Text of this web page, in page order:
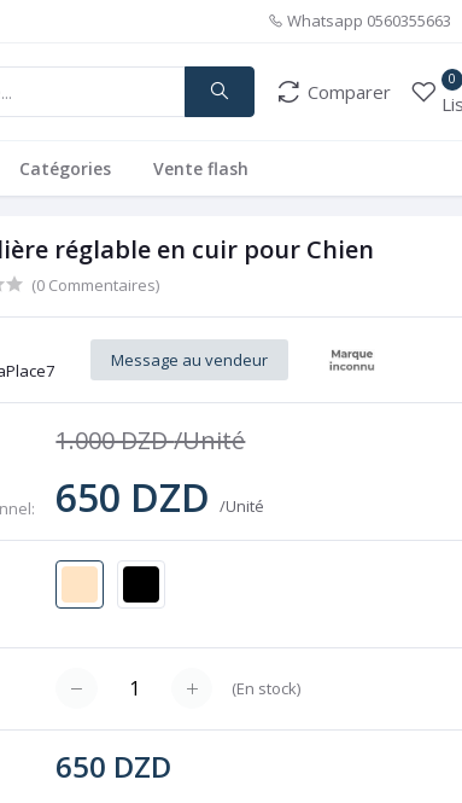
Whatsapp 0560355663
Comparer
0
Catégories Vente flash
réglable en cuir pour Chien
(0 Commentaires)
Message au vendeur
1.000 DZD/Unité
650 DZD/Unité
(En stock)
650 DZD